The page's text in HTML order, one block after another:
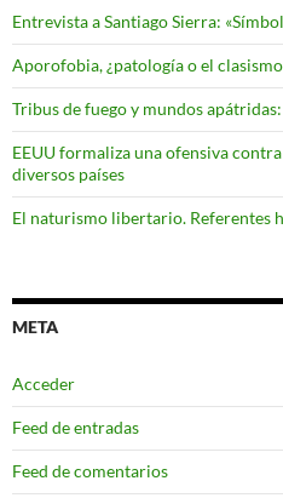
Entrevista a Santiago Sierra:
Aporofobia, ¿patología o el
Tribus de fuego y mundos
EEUU formaliza una ofensiva
diversos países
El naturismo libertario. Referentes
META
Acceder
Feed de entradas
Feed de comentarios